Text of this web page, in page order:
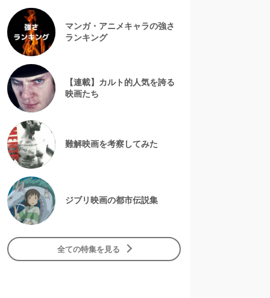
マンガ・アニメキャラの強さ
ランキング
【連載】カルト的人気を誇る
映画たち
難解映画を考察してみた
ジブリ映画の都市伝説集
全ての特集を見る